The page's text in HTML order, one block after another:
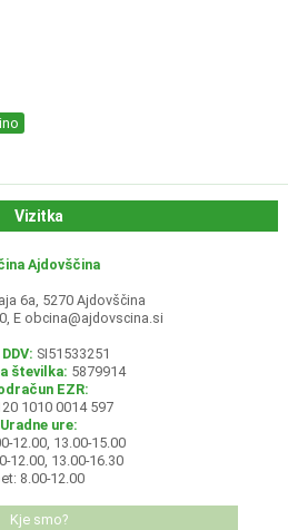
Vizitka
Ajdovščina
6a, 5270 Ajdovščina
E obcina@ajdovscina.si
SI51533251
številka: 5879914
EZR:
1010 0014 597
Uradne ure:
12.00, 13.00-15.00
12.00, 13.00-16.30
8.00-12.00
Kje smo?